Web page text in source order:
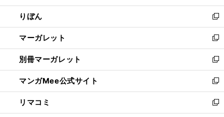
開
く
ウ
で
開
く
ン
ド
ウ
で
開
く
ウ
ィ
ン
ド
ウ
で
開
く
りぼん
新
し
い
ウ
ィ
ン
ド
ウ
で
開
マーガレット
新
し
い
ウ
ィ
ン
ド
ウ
別冊マーガレット
新
し
い
ウ
ィ
ン
マンガMee公式サイト
新
し
い
ウ
リマコミ
新
し